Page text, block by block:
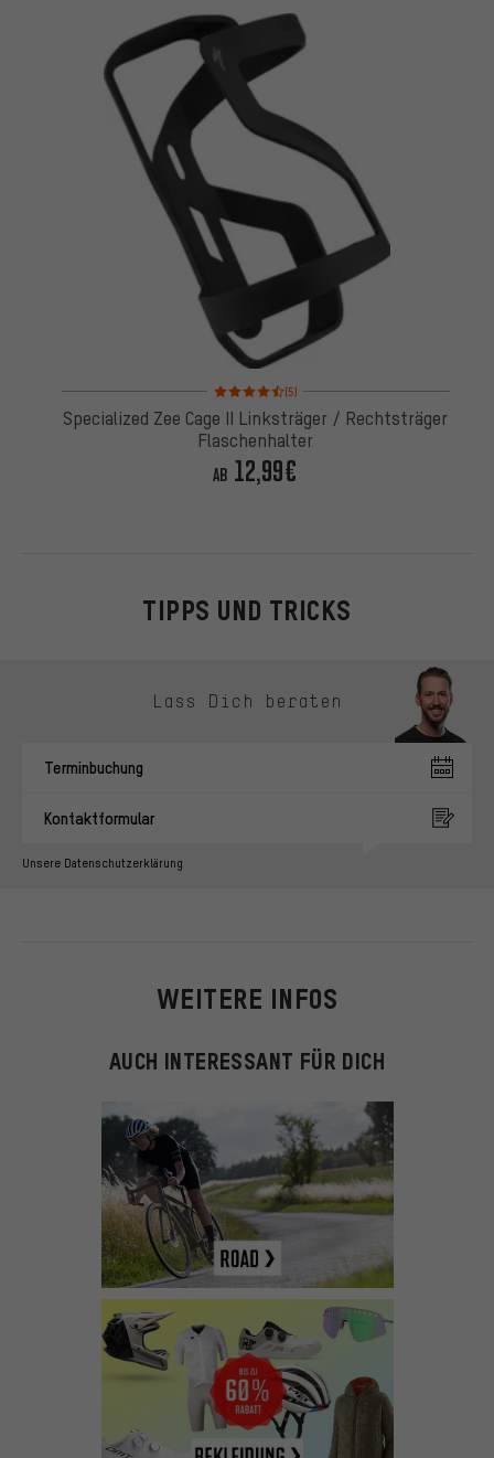
Bewertungen: 4,5 von 5 basierend auf 5
(5)
Specialized Zee Cage II Linksträger / Rechtsträger
Flaschenhalter
AB 12,99€
TIPPS UND TRICKS
Lass Dich beraten
Terminbuchung
Kontaktformular
Unsere Datenschutzerklärung
WEITERE INFOS
AUCH INTERESSANT FÜR DICH